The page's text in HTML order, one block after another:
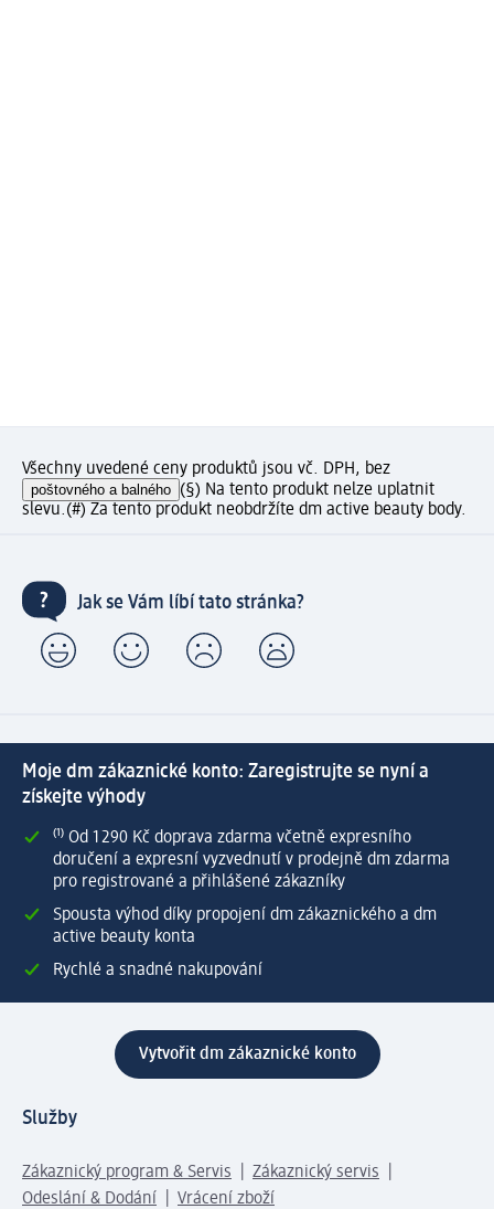
Všechny uvedené ceny produktů jsou vč. DPH, bez
poštovného a balného (§) Na tento produkt nelze uplatnit
slevu.(#) Za tento produkt neobdržíte dm active beauty body.
Jak se Vám líbí tato stránka?
Moje dm zákaznické konto: Zaregistrujte se nyní a
získejte výhody
⁽¹⁾ Od 1 290 Kč doprava zdarma včetně expresního
doručení a expresní vyzvednutí v prodejně dm zdarma
pro registrované a přihlášené zákazníky
Spousta výhod díky propojení dm zákaznického a dm
active beauty konta
Rychlé a snadné nakupování
Vytvořit dm zákaznické konto
Služby
Zákaznický program & Servis
Zákaznický servis
Odeslání & Dodání
Vrácení zboží